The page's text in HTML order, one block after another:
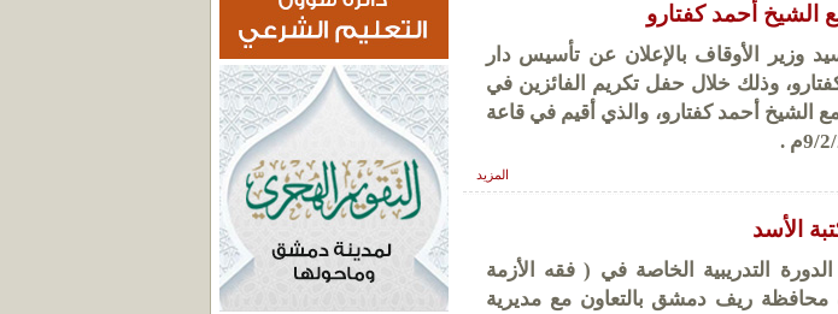
الشيخ أحمد كفتارو
وزير الأوقاف بالإعلان عن تأسيس دار
وذلك خلال حفل تكريم الفائزين في
الشيخ أحمد كفتارو، والذي أقيم في قاعة
المزيد
الأسد
التدريبية الخاصة في ( فقه الأزمة
محافظة ريف دمشق بالتعاون مع مديرية